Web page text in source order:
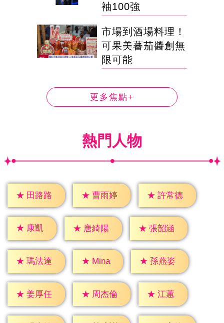
袖100強
市場到酒場料理！
可果美蕃茄醬創無
限可能
更多焦點+
熱門人物
★ 田路路 ★ 曹雨婷 ★ 許常德
★ 康凱 ★ 唐綺陽 ★ 張韶涵
★ 瑪法達 ★ Mina ★ 孫燕姿
★ 姜厚任 ★ 周杰倫 ★ 江蕙